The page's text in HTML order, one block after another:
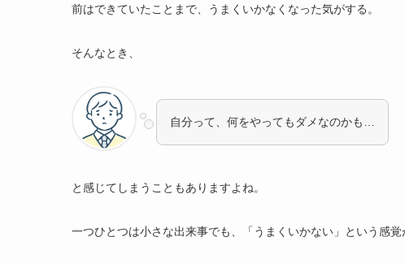
「何もうまくいかない」と感じる3つの理由
マイナス思考のクセ｜極端・完璧主義・心配性
「うまくいかない」ときにできること｜気にしない方法
考えを書き出す
【1分でできる】書き出しワークシート
基準を下げる：「100点じゃないとダメ」→「80点
他にも試せる方法
前はできていたことまで、うまくいかなくなった気がする。
そんなとき、
自分って、何をやってもダメなのかも…
と感じてしまうこともありますよね。
一つひとつは小さな出来事でも、「うまくいかない」という感